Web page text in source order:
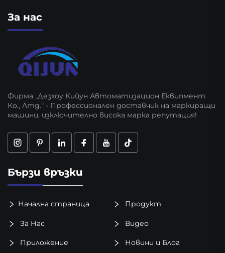
За нас
Фирма „Дезхоу Кийун Автоматизацион Еквипмент
Ко., Лтд.“ - Профессионален доставчик на маркиращи
машини, изключително висока марка репутация!
Бързи връзки
Начална страница Продукт
За Нас Видео
Приложение Новини и Блог